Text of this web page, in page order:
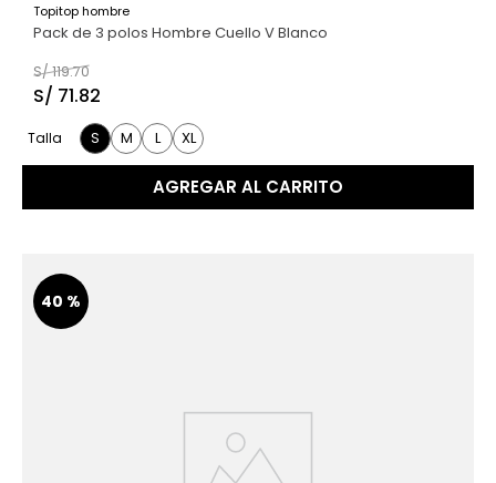
Topitop hombre
Pack de 3 polos Hombre Cuello V Blanco
S/119.70
S/ 71.82
Talla S M L XL
AGREGAR AL CARRITO
40 %